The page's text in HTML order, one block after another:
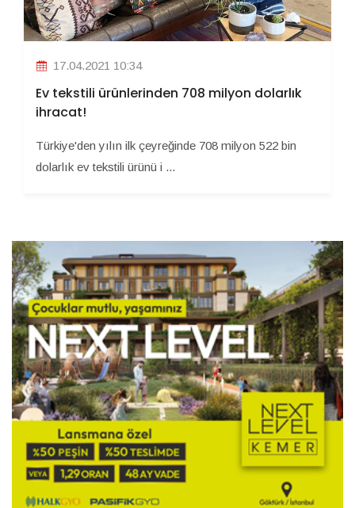
17.04.2021 10:34
Ev tekstili ürünlerinden 708 milyon dolarlık
ihracat!
Türkiye'den yılın ilk çeyreğinde 708 milyon 522 bin
dolarlık ev tekstili ürünü i ...